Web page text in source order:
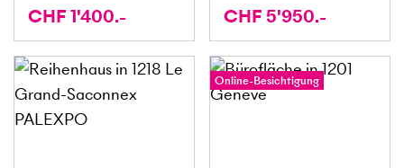
CHF 1'400.- CHF 5'950.-
Online-Besichtigung